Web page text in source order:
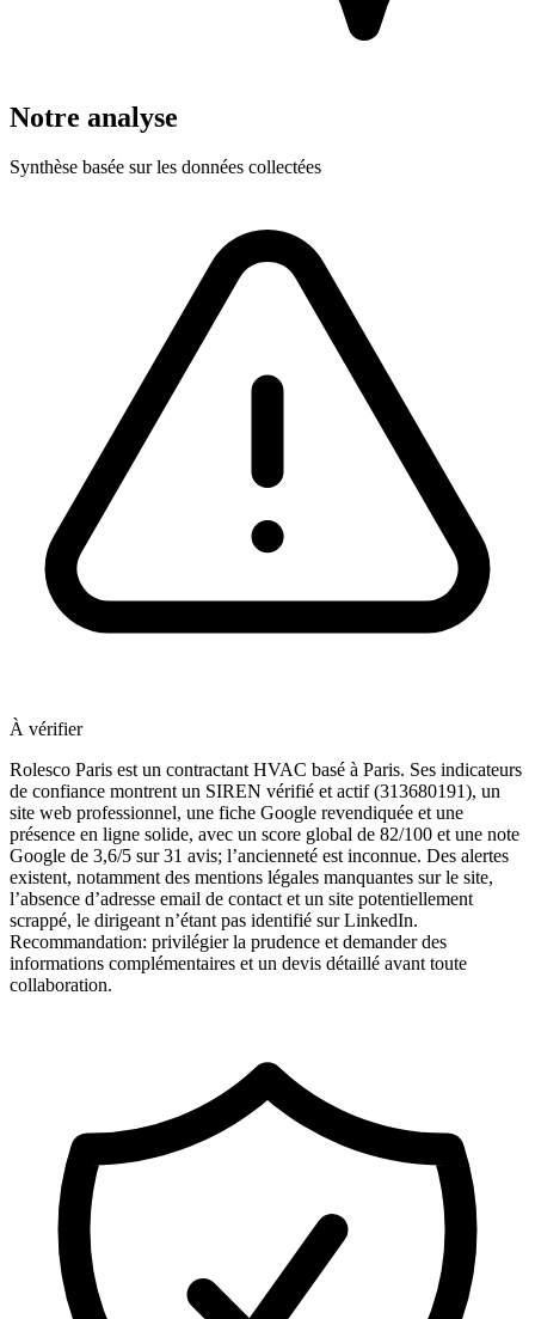
Notre analyse
Synthèse basée sur les données collectées
À vérifier
Rolesco Paris est un contractant HVAC basé à Paris. Ses indicateurs
de confiance montrent un SIREN vérifié et actif (313680191), un
site web professionnel, une fiche Google revendiquée et une
présence en ligne solide, avec un score global de 82/100 et une note
Google de 3,6/5 sur 31 avis; l’ancienneté est inconnue. Des alertes
existent, notamment des mentions légales manquantes sur le site,
l’absence d’adresse email de contact et un site potentiellement
scrappé, le dirigeant n’étant pas identifié sur LinkedIn.
Recommandation: privilégier la prudence et demander des
informations complémentaires et un devis détaillé avant toute
collaboration.